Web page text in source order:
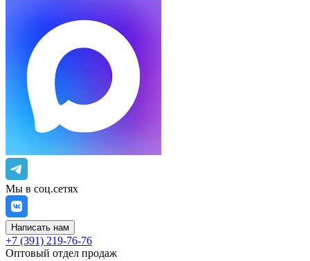
Мы в соц.сетях
Написать нам
+7 (391) 219-76-76
Оптовый отдел продаж